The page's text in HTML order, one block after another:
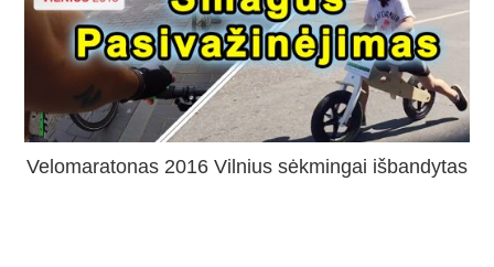
Velomaratonas 2016 Vilnius sėkmingai išbandytas